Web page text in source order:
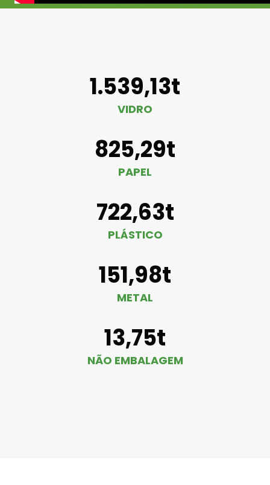
1.539,13t
VIDRO
825,29t
PAPEL
722,63t
PLÁSTICO
151,98t
METAL
13,75t
NÃO EMBALAGEM